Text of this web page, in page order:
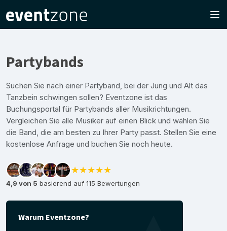
Partybands
Suchen Sie nach einer Partyband, bei der Jung und Alt das
Tanzbein schwingen sollen? Eventzone ist das
Buchungsportal für Partybands aller Musikrichtungen.
Vergleichen Sie alle Musiker auf einen Blick und wählen Sie
die Band, die am besten zu Ihrer Party passt. Stellen Sie eine
kostenlose Anfrage und buchen Sie noch heute.
★★★★★
4,9 von 5 basierend auf 115 Bewertungen
Warum Eventzone?